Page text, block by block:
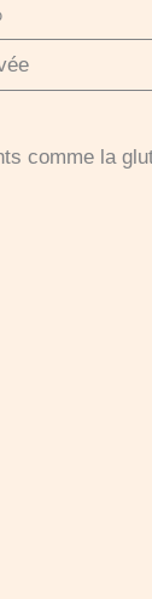
comme la